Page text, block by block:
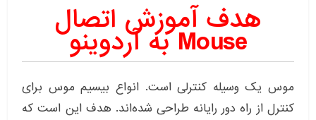
هدف آموزش اتصال
Mouse به آردوینو
موس یک وسیله کنترلی است. انواع بیسیم موس برای
کنترل از راه دور رایانه طراحی شده‌اند. هدف این است که